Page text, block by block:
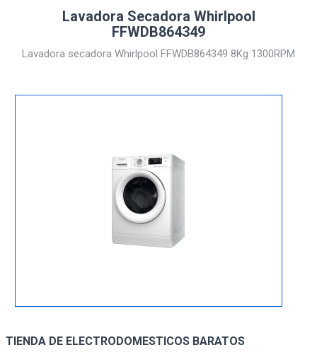
Lavadora Secadora Whirlpool
FFWDB864349
Lavadora secadora Whirlpool FFWDB864349 8Kg 1300RPM
TIENDA DE ELECTRODOMESTICOS BARATOS